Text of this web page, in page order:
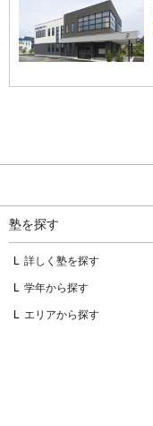
塾を探す
詳しく塾を探す
学年から探す
エリアから探す